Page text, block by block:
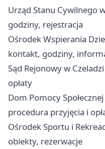
Urząd Stanu Cywilnego
godziny, rejestracja
Ośrodek Wspierania
kontakt, godziny,
Sąd Rejonowy w
opłaty
Dom Pomocy
procedura przyjęcia i
Ośrodek Sportu i
obiekty, rezerwacje